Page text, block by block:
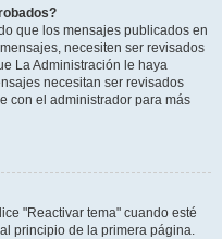
que los mensajes publicados en
necesiten ser revisados
La Administración le haya
necesitan ser revisados
con el administrador para más
"Reactivar tema" cuando esté
principio de la primera página.